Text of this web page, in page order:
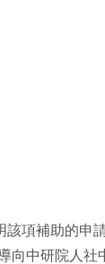
項補助的申
中研院人社